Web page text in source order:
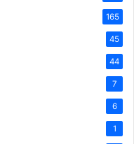
165
45
44
7
6
1